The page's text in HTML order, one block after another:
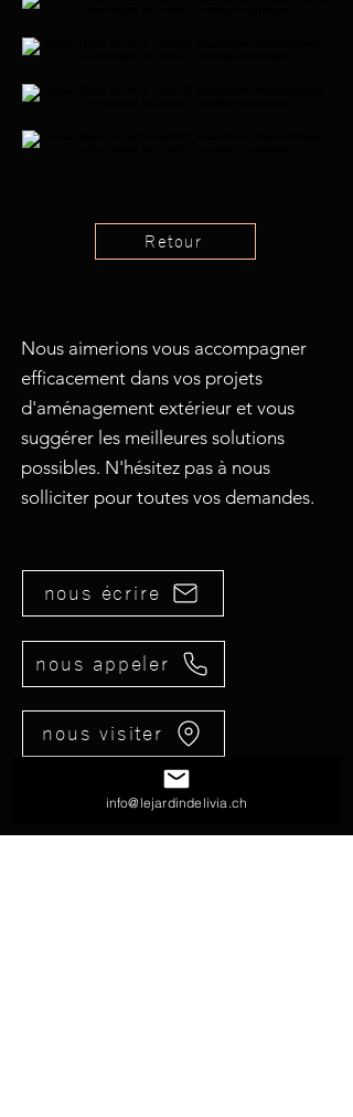
Retour
Nous aimerions vous accompagner
efficacement dans vos projets
d'aménagement extérieur et vous
suggérer les meilleures solutions
possibles. N'hésitez pas à nous
solliciter pour toutes vos demandes.
nous écrire
nous appeler
nous visiter
info@lejardindelivia.ch